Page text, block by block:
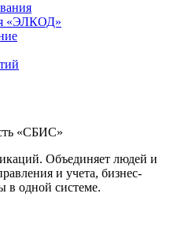
«ЭЛКОД»
«СБИС»
Объединяет людей и
и учета, бизнес-
в одной системе.